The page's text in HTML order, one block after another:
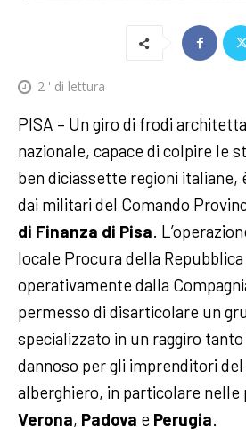
2 ' di lettura
PISA – Un giro di frodi
nazionale, capace di colpire le
ben diciassette regioni
dai militari del Comando
di Finanza di Pisa.
locale Procura della
operativamente dalla
permesso di disarticolare un
specializzato in un raggiro
dannoso per gli imprenditori
alberghiero, in particolare nelle
Verona, Padova e Perugia.